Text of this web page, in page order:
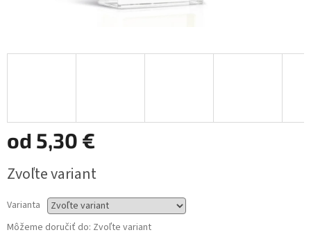
od 5,30 €
cena:
Zvoľte variant
Varianta
Môžeme doručiť do: Zvoľte variant